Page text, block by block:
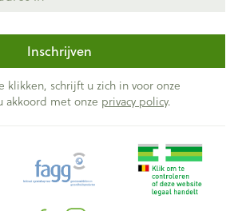
Inschrijven
klikken, schrijft u zich in voor onze
akkoord met onze privacy policy.